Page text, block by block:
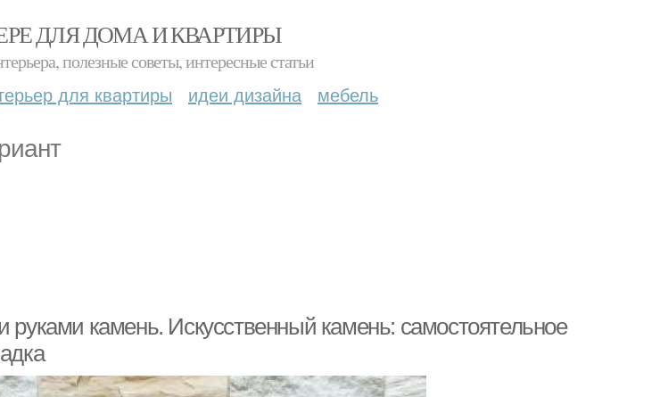
ДЛЯ ДОМА И КВАРТИРЫ
полезные советы, интересные статьи
для квартиры идеи дизайна мебель
руками камень. Искусственный камень: самостоятельное